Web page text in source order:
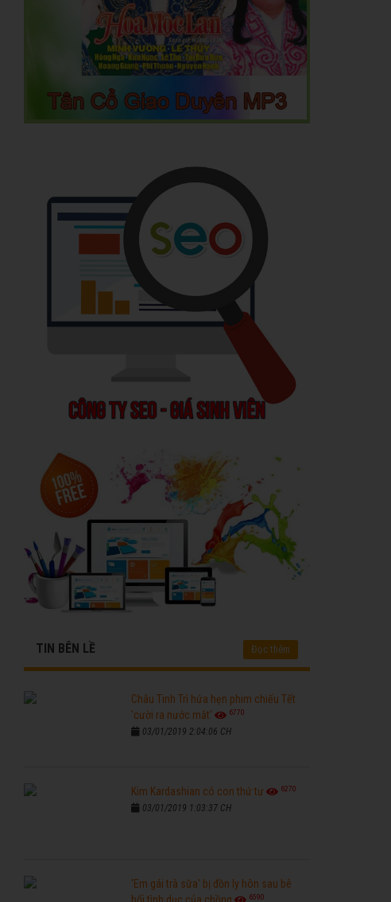
TIN BÊN LỀ Đọc thêm
Châu Tinh Trì hứa hẹn phim chiếu Tết
'cười ra nước mắt'
6770
03/01/2019 2:04:06 CH
Kim Kardashian có con thứ tư 6270
03/01/2019 1:03:37 CH
'Em gái trà sữa' bị đồn ly hôn sau bê
6590